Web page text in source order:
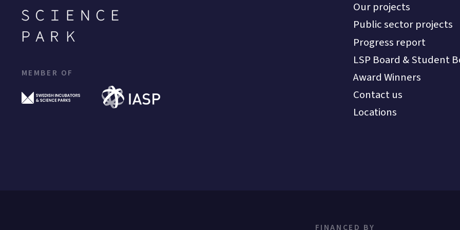
MEMBER OF
Our projects
Public sector projects
Progress report
LSP Board & Student
Award Winners
Contact us
Locations
FINANCED BY